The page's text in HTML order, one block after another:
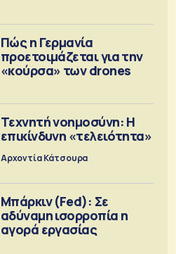
Πώς η Γερμανία
προετοιμάζεται για την
«κούρσα» των drones
Τεχνητή νοημοσύνη: Η
επικίνδυνη «τελειότητα»
Αρχοντία Κάτσουρα
Μπάρκιν (Fed): Σε
αδύναμη ισορροπία η
αγορά εργασίας